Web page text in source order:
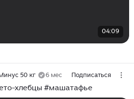
04:09
50 кг 6 мес Подписаться
хлебцы #машатафье